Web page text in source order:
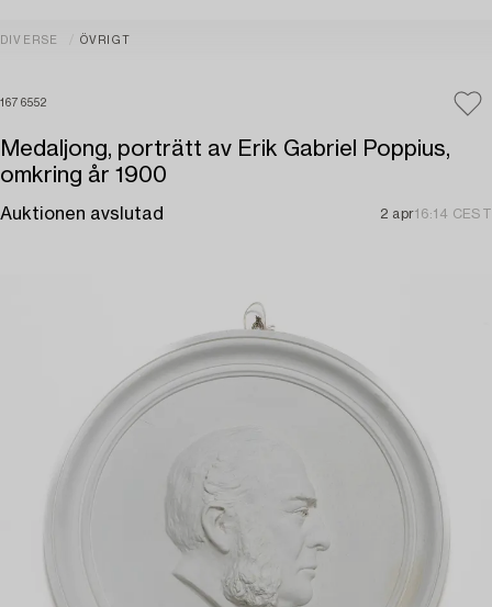
DIVERSE ÖVRIGT
1676552
Medaljong, porträtt av Erik Gabriel Poppius,
omkring år 1900
Auktionen avslutad 2 apr16:14 CEST